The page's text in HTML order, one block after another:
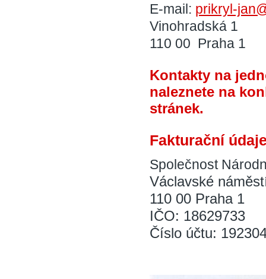
E-mail: prikryl-
Vinohradská 1
110 00 Praha 1
Kontakty na
naleznete na
stránek.
Fakturační
Společnost
Václavské
110 00 Praha 1
IČO: 18629733
Číslo účtu: